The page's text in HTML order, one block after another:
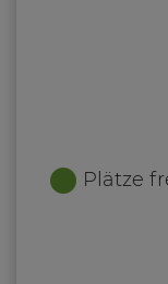
Plätze